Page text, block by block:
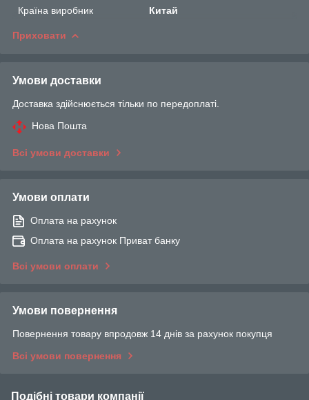
Країна виробник Китай
Приховати
Умови доставки
Доставка здійснюється тільки по передоплаті.
Нова Пошта
Всі умови доставки
Умови оплати
Оплата на рахунок
Оплата на рахунок Приват банку
Всі умови оплати
Умови повернення
Повернення товару впродовж 14 днів за рахунок покупця
Всі умови повернення
Подібні товари компанії